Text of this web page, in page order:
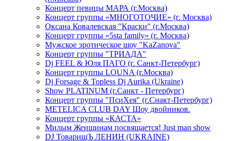
Концерт певицы МАРА (г.Москва)
Концерт группы «МНОГОТОЧИЕ» (г. Москва)
Оксана Ковалевская "Краски" (г.Москва)
Концерт группы «5sta family» (г. Москва)
Мужское эротическое шоу "KaZanova"
Концерт группы "ТРИАДА"
Dj FEEL & Юля ПАГО (г. Санкт-Петербург)
Концерт группы LOUNA (г.Москва)
Dj Forsage & Topless Dj Aurika (Ukraine)
Show PLATINUM (г.Санкт - Петербург)
Концерт группы "ПсиХея" (г.Снакт-Петербург)
METELICA CLUB DAY Шоу двойников.
Концерт группы «КАСТА»
Милым Женщинам посвящается! Just man show
DJ ТоварищЪ ЛЕНИН (UKRAINE)